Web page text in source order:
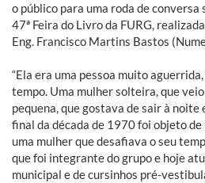
o público para uma roda de
47ª Feira do Livro da FURG,
Eng. Francisco Martins Bastos
“Ela era uma pessoa muito
tempo. Uma mulher solteira, que
pequena, que gostava de sair à noite
final da década de 1970 foi objeto
uma mulher que desafiava o seu
que foi integrante do grupo e hoje
municipal e de cursinhos pré-